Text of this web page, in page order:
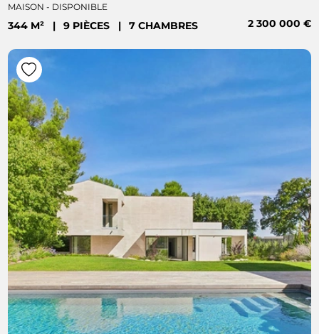
MAISON - DISPONIBLE
344 M² | 9 PIÈCES | 7 CHAMBRES 2 300 000 €